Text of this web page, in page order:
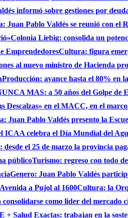
informó sobre gestiones por
Juan Pablo Valdés se reunió con el
Colonia Liebig: consolida un
EmprendedoresCultura: figura
al nuevo ministro de Hacienda
Producción: avance hasta el 80% en
MAS: a 50 años del Golpe de
en el MACC, en el
Juan Pablo Valdés presento la
ICAA celebra el Día Mundial del
desde el 25 de marzo la provincia
públicoTurismo: regreso con todo
Genero: Juan Pablo Valdés
a Pujol al 1600Cultura: la
como lider del mercado
+ Salud Exactas: trabajan en la